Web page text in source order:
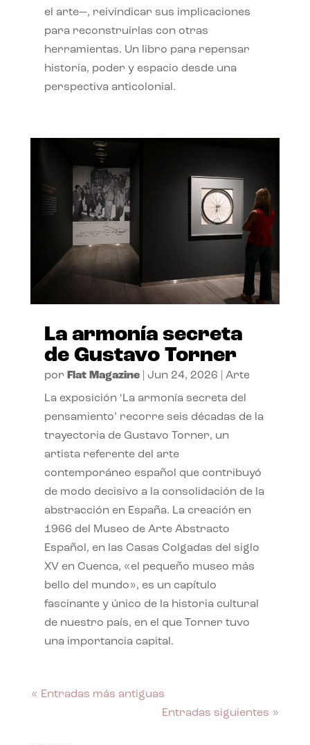
el arte—, reivindicar sus implicaciones
para reconstruirlas con otras
herramientas. Un libro para repensar
historia, poder y espacio desde una
perspectiva anticolonial.
La armonía secreta
de Gustavo Torner
por Flat Magazine| Jun 24, 2026 Arte
La exposición ‘La armonía secreta del
pensamiento’ recorre seis décadas de la
trayectoria de Gustavo Torner, un
artista referente del arte
contemporáneo español que contribuyó
de modo decisivo a la consolidación de la
abstracción en España. La creación en
1966 del Museo de Arte Abstracto
Español, en las Casas Colgadas del siglo
XV en Cuenca, «el pequeño museo más
bello del mundo», es un capítulo
fascinante y único de la historia cultural
de nuestro país, en el que Torner tuvo
una importancia capital.
« Entradas más antiguas
Entradas siguientes »